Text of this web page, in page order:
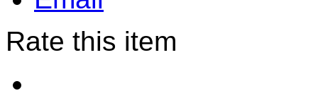
Rate this item